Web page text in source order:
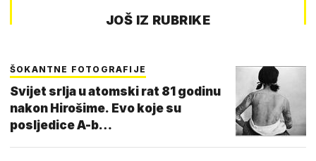
JOŠ IZ RUBRIKE
ŠOKANTNE FOTOGRAFIJE
Svijet srlja u atomski rat 81 godinu
nakon Hirošime. Evo koje su
posljedice A-b…